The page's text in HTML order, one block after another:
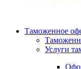
Таможенное
Услуги